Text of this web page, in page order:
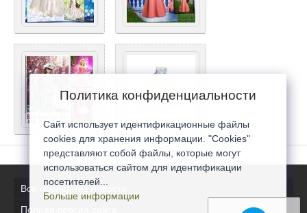
Все последние новости
Полная версия сайта
Политика конфиденциальности
Сайт использует идентификационные файлы
cookies для хранения информации. "Cookies"
представляют собой файлы, которые могут
использоваться сайтом для идентификации
посетителей...
Больше информации